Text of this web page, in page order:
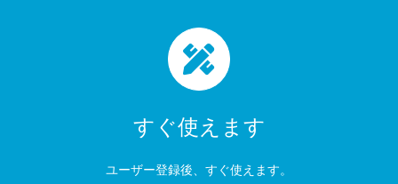
すぐ使えます
ユーザー登録後、すぐ使えます。